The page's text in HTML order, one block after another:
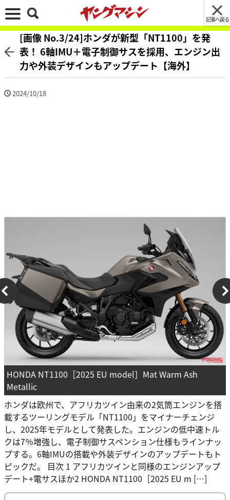
記事へ戻る
[画像 No.3/24]ホンダが新型「NT1100」を発
表！ 6軸IMU＋電子制御サスを採用、エンジン出
力や外装デザインもアップデート【海外】
2024/10/18
HONDA NT1100［2025 EU model］Mat Warm Ash
Metallic
ホンダは欧州で、アフリカツイン由来の2気筒エンジンを搭
載するツーリングモデル「NT1100」をマイナーチェンジ
し、2025年モデルとして発表した。エンジンの低中速トル
クは7％増強し、電子制御サスペンション仕様もラインナッ
プする。6軸IMUの搭載や外装デザインのアップデートもト
ピックだ。 目次 1 アフリカツインと同様のエンジンアップ
デート+電サスほか2 HONDA NT1100［2025 EU m […]